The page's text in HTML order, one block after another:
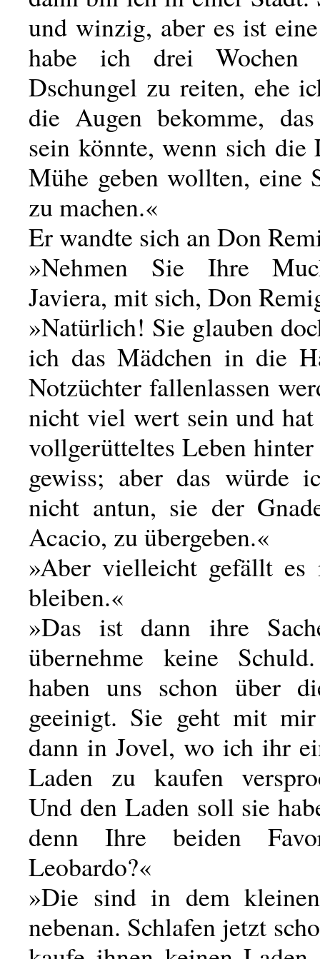
und winzig, aber es ist
habe ich drei Wochen
Dschungel zu reiten, ehe
die Augen bekomme,
sein könnte, wenn sich die
Mühe geben wollten, eine
zu machen.«
Er wandte sich an Don
»Nehmen Sie Ihre
Javiera, mit sich, Don
»Natürlich! Sie glauben
ich das Mädchen in die
Notzüchter fallenlassen
nicht viel wert sein und hat
vollgerütteltes Leben hinter
gewiss; aber das würde
nicht antun, sie der
Acacio, zu übergeben.«
»Aber vielleicht gefällt
bleiben.«
»Das ist dann ihre
übernehme keine
haben uns schon über
geeinigt. Sie geht mit
dann in Jovel, wo ich ihr
Laden zu kaufen
Und den Laden soll sie
denn Ihre beiden
Leobardo?«
»Die sind in dem
nebenan. Schlafen jetzt